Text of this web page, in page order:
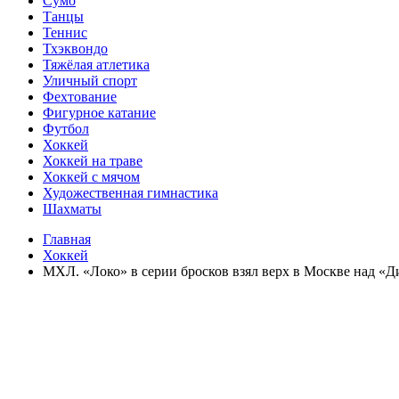
Танцы
Теннис
Тхэквондо
Тяжёлая атлетика
Уличный спорт
Фехтование
Фигурное катание
Футбол
Хоккей
Хоккей на траве
Хоккей с мячом
Художественная гимнастика
Шахматы
Главная
Хоккей
МХЛ. «Локо» в серии бросков взял верх в Москве над